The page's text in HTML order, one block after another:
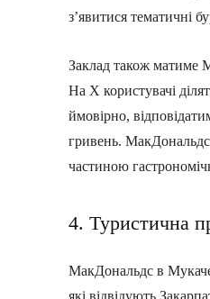
з’явитися тематичні
Заклад також матиме
На X користувачі
ймовірно,
гривень. МакДональдс
частиною
4. Туристична
МакДональдс в
які відвідують